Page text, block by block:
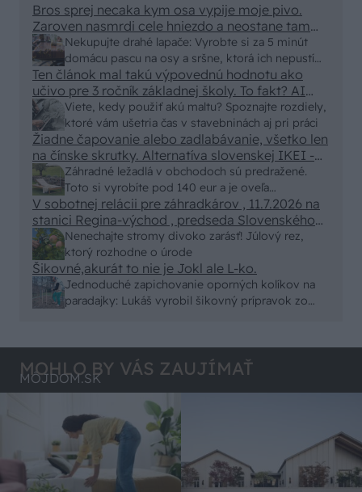
Nekupujte drahé lapače: Vyrobte si za 5 minút
domácu pascu na osy a sršne, ktorá ich nepustí
von
Bros sprej necaka kym osa vypije moje pivo.
Zaroven nasmrdi cele hniezdo a neostane tam
nic zive. Vasa pasca naucinke moc efektivne.
Skor pritiahne slimaky
Viete, kedy použiť akú maltu? Spoznajte rozdiely,
ktoré vám ušetria čas v stavebninách aj pri práci
Ten článok mal takú výpovednú hodnotu ako
učivo pre 3 ročník základnej školy. To fakt? AI
alebo nejaka kniha z VŠ? Dnešné rychlotvrdnuce
malty - pevnosť 40 Mpa a doba schnutia tak 15
minut , k tomu vodotesné s kryštálikou. A rozdiel
- schnutie a zretie. Nič?
Záhradné ležadlá v obchodoch sú predražené.
Toto si vyrobíte pod 140 eur a je oveľa
pohodlnejšie!
Žiadne čapovanie alebo zadlabávanie, všetko len
na čínske skrutky. Alternatíva slovenskej IKEI -
čo sa týka pevnosti. Autor si nedal veľa námahy s
remeselným spracovaním, škoda. No lepšie než
ten odpad z DTD predávaný v Kauflande alebo
Lídli.
Nenechajte stromy divoko zarásť! Júlový rez,
ktorý rozhodne o úrode
V sobotnej relácii pre záhradkárov , 11.7.2026 na
stanici Regina-východ , predseda Slovenského
zväzu záhradkárov pán Jakubech tvrdil, že to, že
vlky sú neproduktívne , nie je pravda. Aj vlky je
možné použiť pri formovaní koruny a budú rodiť.
Jednoduché zapichovanie oporných kolíkov na
paradajky: Lukáš vyrobil šikovný prípravok zo
Šikovné,akurát to nie je Jokl ale L-ko.
MOHLO BY VÁS ZAUJÍMAŤ
MÔJDOM.SK